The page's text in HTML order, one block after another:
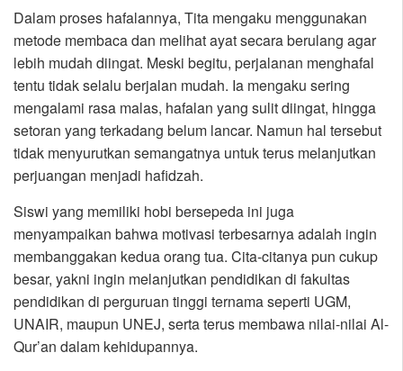
Dalam proses hafalannya, Tita mengaku menggunakan
metode membaca dan melihat ayat secara berulang agar
lebih mudah diingat. Meski begitu, perjalanan menghafal
tentu tidak selalu berjalan mudah. Ia mengaku sering
mengalami rasa malas, hafalan yang sulit diingat, hingga
setoran yang terkadang belum lancar. Namun hal tersebut
tidak menyurutkan semangatnya untuk terus melanjutkan
perjuangan menjadi hafidzah.
Siswi yang memiliki hobi bersepeda ini juga
menyampaikan bahwa motivasi terbesarnya adalah ingin
membanggakan kedua orang tua. Cita-citanya pun cukup
besar, yakni ingin melanjutkan pendidikan di fakultas
pendidikan di perguruan tinggi ternama seperti UGM,
UNAIR, maupun UNEJ, serta terus membawa nilai-nilai Al-
Qur’an dalam kehidupannya.